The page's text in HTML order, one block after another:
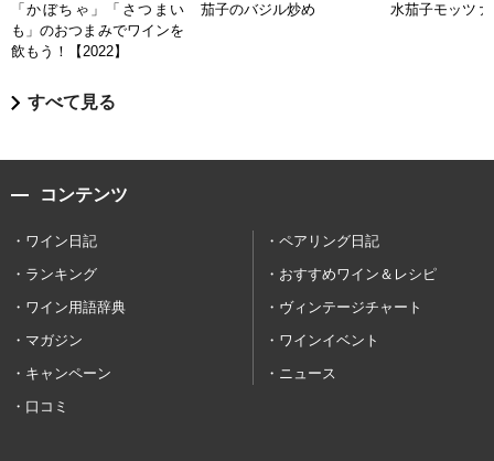
「かぼちゃ」「さつまい
も」のおつまみでワインを
飲もう！【2022】
茄子のバジル炒め 水茄子モッツァ
すべて見る
コンテンツ
ワイン日記
ペアリング日記
ランキング
おすすめワイン＆レシピ
ワイン用語辞典
ヴィンテージチャート
マガジン
ワインイベント
キャンペーン
ニュース
口コミ